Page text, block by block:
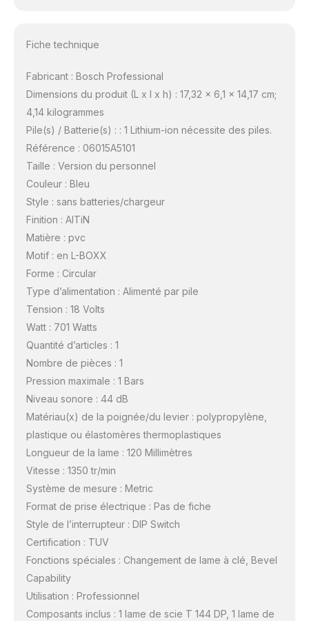
Fiche technique
Fabricant : Bosch Professional
Dimensions du produit (L x l x h) : 17,32 x 6,1 x 14,17 cm;
4,14 kilogrammes
Pile(s) / Batterie(s) : : 1 Lithium-ion nécessite des piles.
Référence : 06015A5101
Taille : Version du personnel
Couleur : Bleu
Style : sans batteries/chargeur
Finition : AlTiN
Matière : pvc
Motif : en L-BOXX
Forme : Circular
Type d’alimentation : Alimenté par pile
Tension : 18 Volts
Watt : 701 Watts
Quantité d’articles : 1
Nombre de pièces : 1
Pression maximale : 1 Bars
Niveau sonore : 44 dB
Matériau(x) de la poignée/du levier : polypropylène,
plastique ou élastomères thermoplastiques
Longueur de la lame : 120 Millimètres
Vitesse : 1350 tr/min
Système de mesure : Metric
Format de prise électrique : Pas de fiche
Style de l’interrupteur : DIP Switch
Certification : TUV
Fonctions spéciales : Changement de lame à clé, Bevel
Capability
Utilisation : Professionnel
Composants inclus : 1 lame de scie T 144 DP, 1 lame de